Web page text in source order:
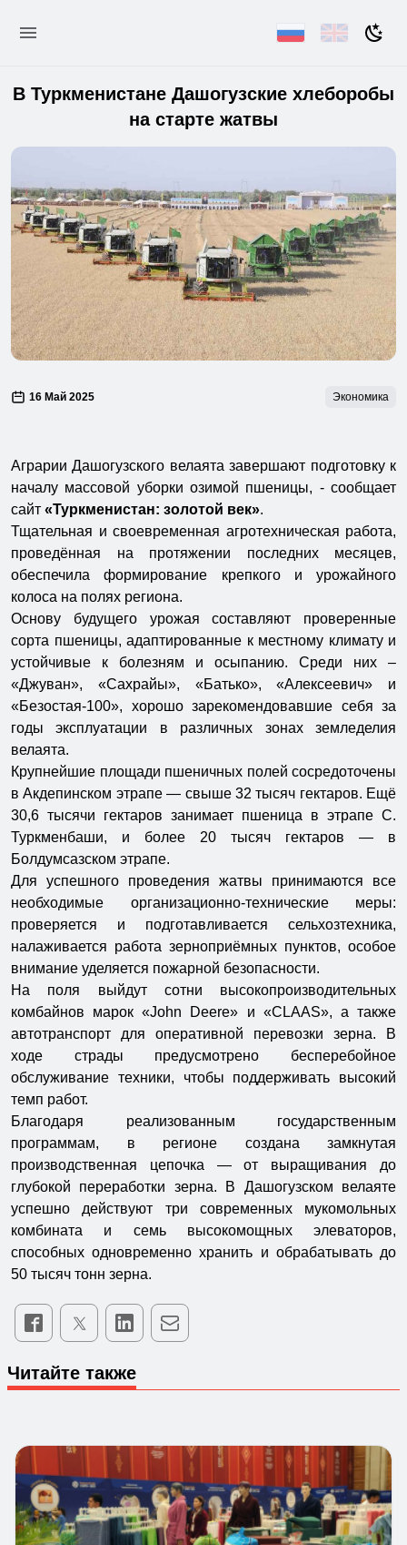
В Туркменистане Дашогузские хлеборобы
на старте жатвы
16 Май 2025 Экономика
Аграрии Дашогузского велаята завершают подготовку к
началу массовой уборки озимой пшеницы, - сообщает
сайт «Туркменистан: золотой век».
Тщательная и своевременная агротехническая работа,
проведённая на протяжении последних месяцев,
обеспечила формирование крепкого и урожайного
колоса на полях региона.
Основу будущего урожая составляют проверенные
сорта пшеницы, адаптированные к местному климату и
устойчивые к болезням и осыпанию. Среди них –
«Джуван», «Сахрайы», «Батько», «Алексеевич» и
«Безостая-100», хорошо зарекомендовавшие себя за
годы эксплуатации в различных зонах земледелия
велаята.
Крупнейшие площади пшеничных полей сосредоточены
в Акдепинском этрапе — свыше 32 тысяч гектаров. Ещё
30,6 тысячи гектаров занимает пшеница в этрапе С.
Туркменбаши, и более 20 тысяч гектаров — в
Болдумсазском этрапе.
Для успешного проведения жатвы принимаются все
необходимые организационно-технические меры:
проверяется и подготавливается сельхозтехника,
налаживается работа зерноприёмных пунктов, особое
внимание уделяется пожарной безопасности.
На поля выйдут сотни высокопроизводительных
комбайнов марок «John Deere» и «CLAAS», а также
автотранспорт для оперативной перевозки зерна. В
ходе страды предусмотрено бесперебойное
обслуживание техники, чтобы поддерживать высокий
темп работ.
Благодаря реализованным государственным
программам, в регионе создана замкнутая
производственная цепочка — от выращивания до
глубокой переработки зерна. В Дашогузском велаяте
успешно действуют три современных мукомольных
комбината и семь высокомощных элеваторов,
способных одновременно хранить и обрабатывать до
50 тысяч тонн зерна.
Читайте также